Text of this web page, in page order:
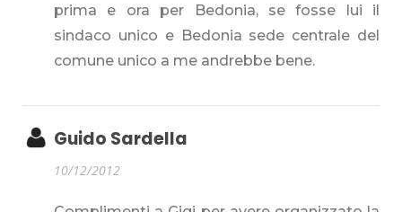
prima e ora per Bedonia, se fosse lui il
sindaco unico e Bedonia sede centrale del
comune unico a me andrebbe bene.
Guido Sardella
10/12/2012